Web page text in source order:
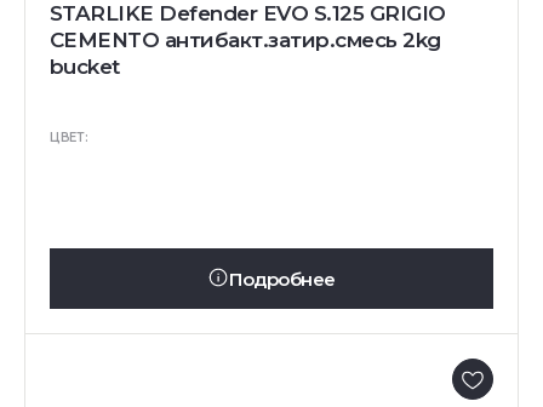
STARLIKE Defender EVO S.125 GRIGIO
CEMENTO антибакт.затир.смесь 2kg
bucket
ЦВЕТ:
Подробнее